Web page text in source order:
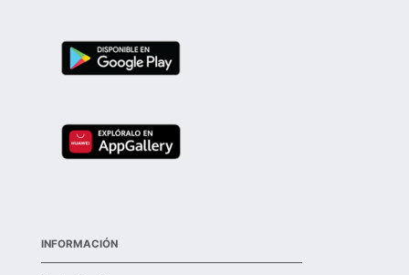
INFORMACIÓN